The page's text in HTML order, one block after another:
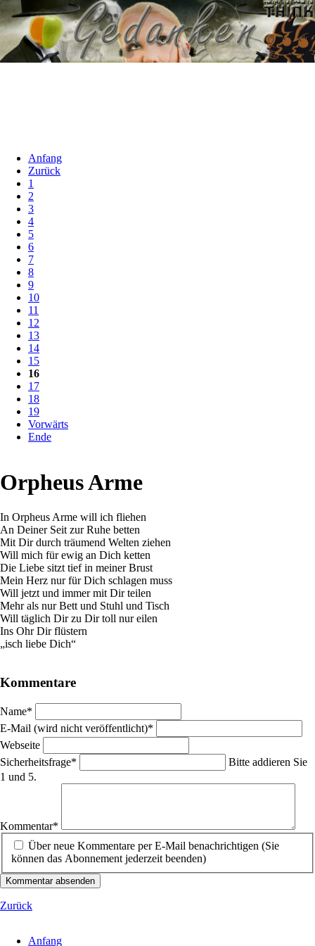
Anfang
Zurück
1
2
3
4
5
6
7
8
9
10
11
12
13
14
15
16
17
18
19
Vorwärts
Ende
Orpheus Arme
In Orpheus Arme will ich fliehen
An Deiner Seit zur Ruhe betten
Mit Dir durch träumend Welten ziehen
Will mich für ewig an Dich ketten
Die Liebe sitzt tief in meiner Brust
Mein Herz nur für Dich schlagen muss
Will jetzt und immer mit Dir teilen
Mehr als nur Bett und Stuhl und Tisch
Will täglich Dir zu Dir toll nur eilen
Ins Ohr Dir flüstern
„isch liebe Dich“
Kommentare
Pflichtfeld
Name*
Pflichtfeld
E-Mail (wird nicht veröffentlicht)*
Webseite
Pflichtfeld
Sicherheitsfrage*
Bitte addieren Sie
1 und 5.
Kommentar*
Über neue Kommentare per E-Mail benachrichtigen (Sie
können das Abonnement jederzeit beenden)
Kommentar absenden
Zurück
Anfang